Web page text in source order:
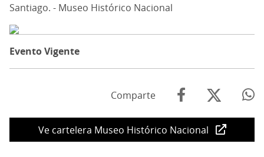
Santiago. - Museo Histórico Nacional
Evento Vigente
Comparte
Ve cartelera Museo Histórico Nacional